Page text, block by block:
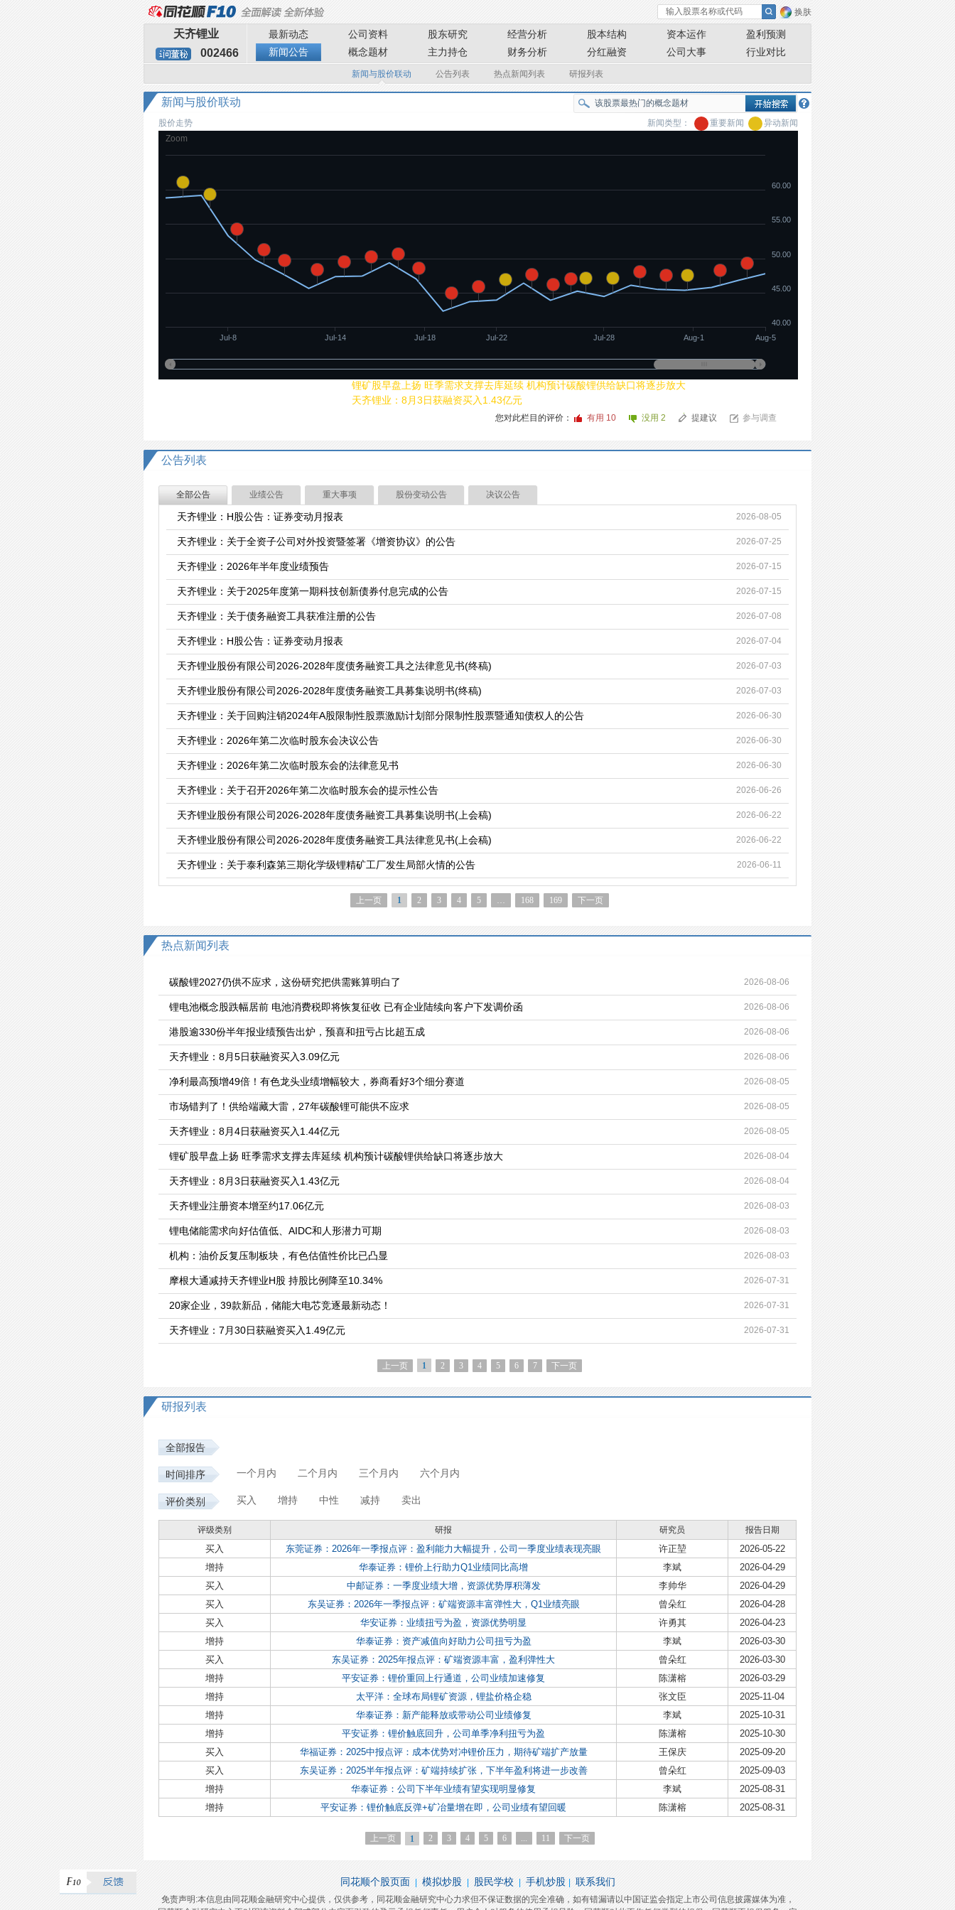
换肤
天齐锂业
002466
最新动态 公司资料 股东研究 经营分析 股本结构 资本运作
盈利预测
新闻公告
概念题材 主力持仓 财务分析 分红融资 公司大事 行业对比
新闻与股价联动 公告列表 热点新闻列表 研报列表
新闻与股价联动
新闻类型： 重要新闻 异动新闻
股价走势
Zoom
Jul-8 Jul-14 Jul-18 Jul-22 Jul-28 Aug-1 Aug-5
40.00
45.00
50.00
55.00
60.00
锂矿股早盘上扬 旺季需求支撑去库延续 机构预计碳酸锂供给缺口将逐步放大
天齐锂业：8月3日获融资买入1.43亿元
您对此栏目的评价： 有用 10 没用 2 提建议 参与调查
公告列表
全部公告 业绩公告 重大事项 股份变动公告 决议公告
2026-08-05
天齐锂业：H股公告：证券变动月报表
2026-07-25
天齐锂业：关于全资子公司对外投资暨签署《增资协议》的公告
2026-07-15
天齐锂业：2026年半年度业绩预告
2026-07-15
天齐锂业：关于2025年度第一期科技创新债券付息完成的公告
2026-07-08
天齐锂业：关于债务融资工具获准注册的公告
2026-07-04
天齐锂业：H股公告：证券变动月报表
2026-07-03
天齐锂业股份有限公司2026-2028年度债务融资工具之法律意见书(终稿)
2026-07-03
天齐锂业股份有限公司2026-2028年度债务融资工具募集说明书(终稿)
2026-06-30
天齐锂业：关于回购注销2024年A股限制性股票激励计划部分限制性股票暨通知债权人的公告
2026-06-30
天齐锂业：2026年第二次临时股东会决议公告
2026-06-30
天齐锂业：2026年第二次临时股东会的法律意见书
2026-06-26
天齐锂业：关于召开2026年第二次临时股东会的提示性公告
2026-06-22
天齐锂业股份有限公司2026-2028年度债务融资工具募集说明书(上会稿)
2026-06-22
天齐锂业股份有限公司2026-2028年度债务融资工具法律意见书(上会稿)
2026-06-11
天齐锂业：关于泰利森第三期化学级锂精矿工厂发生局部火情的公告
上一页 1 2 3 4 5 … 168 169 下一页
热点新闻列表
碳酸锂2027仍供不应求，这份研究把供需账算明白了 2026-08-06
锂电池概念股跌幅居前 电池消费税即将恢复征收 已有企业陆续向客户下发调价函 2026-08-06
港股逾330份半年报业绩预告出炉，预喜和扭亏占比超五成 2026-08-06
天齐锂业：8月5日获融资买入3.09亿元 2026-08-06
净利最高预增49倍！有色龙头业绩增幅较大，券商看好3个细分赛道 2026-08-05
市场错判了！供给端藏大雷，27年碳酸锂可能供不应求 2026-08-05
天齐锂业：8月4日获融资买入1.44亿元 2026-08-05
锂矿股早盘上扬 旺季需求支撑去库延续 机构预计碳酸锂供给缺口将逐步放大 2026-08-04
天齐锂业：8月3日获融资买入1.43亿元 2026-08-04
天齐锂业注册资本增至约17.06亿元 2026-08-03
锂电储能需求向好估值低、AIDC和人形潜力可期 2026-08-03
机构：油价反复压制板块，有色估值性价比已凸显 2026-08-03
摩根大通减持天齐锂业H股 持股比例降至10.34% 2026-07-31
20家企业，39款新品，储能大电芯竞逐最新动态！ 2026-07-31
天齐锂业：7月30日获融资买入1.49亿元 2026-07-31
上一页 1 2 3 4 5 6 7 下一页
研报列表
全部报告
时间排序 一个月内 二个月内 三个月内 六个月内
评价类别 买入 增持 中性 减持 卖出
评级类别 研报 研究员 报告日期
买入 东莞证券：2026年一季报点评：盈利能力大幅提升，公司一季度业绩表现亮眼 许正堃
2026-05-22
增持
华泰证券：锂价上行助力Q1业绩同比高增 李斌
2026-04-29
买入
中邮证券：一季度业绩大增，资源优势厚积薄发 李帅华
2026-04-29
买入
东吴证券：2026年一季报点评：矿端资源丰富弹性大，Q1业绩亮眼 曾朵红
2026-04-28
买入
华安证券：业绩扭亏为盈，资源优势明显 许勇其
2026-04-23
增持
华泰证券：资产减值向好助力公司扭亏为盈 李斌
2026-03-30
买入
东吴证券：2025年报点评：矿端资源丰富，盈利弹性大 曾朵红
2026-03-30
增持
平安证券：锂价重回上行通道，公司业绩加速修复 陈潇榕
2026-03-29
增持
太平洋：全球布局锂矿资源，锂盐价格企稳 张文臣
2025-11-04
增持
华泰证券：新产能释放或带动公司业绩修复 李斌
2025-10-31
增持
平安证券：锂价触底回升，公司单季净利扭亏为盈 陈潇榕
2025-10-30
买入
华福证券：2025中报点评：成本优势对冲锂价压力，期待矿端扩产放量 王保庆
2025-09-20
买入
东吴证券：2025半年报点评：矿端持续扩张，下半年盈利将进一步改善 曾朵红
2025-09-03
增持
华泰证券：公司下半年业绩有望实现明显修复 李斌
2025-08-31
增持
平安证券：锂价触底反弹+矿冶量增在即，公司业绩有望回暖 陈潇榕 2025-08-31
上一页 1 2 3 4 5 6 ... 11 下一页
同花顺个股页面 | 模拟炒股 | 股民学校 | 手机炒股 | 联系我们
免责声明:本信息由同花顺金融研究中心提供，仅供参考，同花顺金融研究中心力求但不保证数据的完全准确，如有错漏请以中国证监会指定上市公司信息披露媒体为准，